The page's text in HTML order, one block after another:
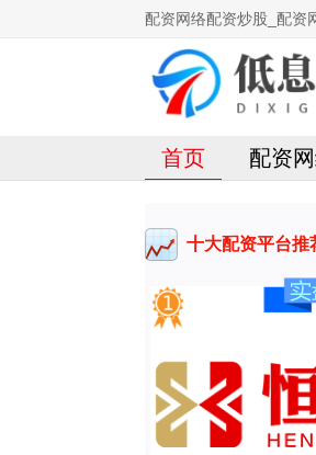
配资网络配资炒股_配资
首页 配资
十大配资平台推